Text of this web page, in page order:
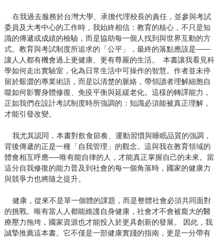
在我過去服務於台灣大學、承擔代理校長的責任，並參與考試
委員及大考中心的工作時，我始終相信：教育的核心，不只是知
識的傳遞或成績的檢驗，而是協助每一個人找到與世界互動的方
式。教育與考試制度所追求的「公平」，最終的落點應該是——
讓人人都有機會過上更健康、更有尊嚴的生活。 本書讓我看見科
學如何走出實驗室，化為日常生活中可操作的智慧。作者並未停
留於艱澀的專業術語，而是以清楚的脈絡，帶領讀者理解細胞自
噬如何影響身體修復、免疫平衡與延緩老化。這樣的轉譯能力，
正如我們在設計考試制度時所強調的：知識必須能被真正理解，
才能引發改變。
我尤其認同，本書對飲食節奏、運動習慣與睡眠品質的強調，
背後傳遞的正是一種「自我管理」的觀念。這與我在教育領域的
體會相互呼應──唯有能自律的人，才能真正掌握自己的未來。當
這分自我修復的能力普及到社會的每一個角落時，國家的健康力
與競爭力也將隨之提升。
健康，從來不是單一個體的課題，而是整體社會必須共同面對
的挑戰。唯有當人人都能維護自身健康，社會才不會被龐大的醫
療壓力拖垮，國家資源也才能投入於更具創新的發展。 因此，我
誠摯推薦這本書。它不僅是一部健康實踐的指南，更是一分帶有